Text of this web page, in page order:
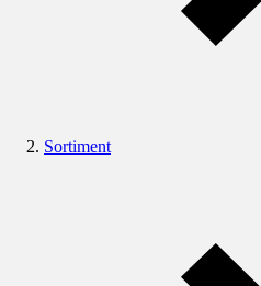
Sortiment